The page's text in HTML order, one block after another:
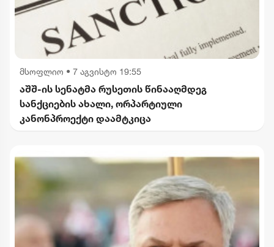
მსოფლიო • 7 აგვისტო 19:55
აშშ-ის სენატმა რუსეთის წინააღმდეგ
სანქციების ახალი, ორპარტიული
კანონპროექტი დაამტკიცა